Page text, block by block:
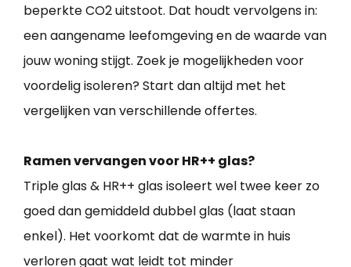
beperkte CO2 uitstoot. Dat houdt vervolgens in:
een aangename leefomgeving en de waarde van
jouw woning stijgt. Zoek je mogelijkheden voor
voordelig isoleren? Start dan altijd met het
vergelijken van verschillende offertes.
Ramen vervangen voor HR++ glas?
Triple glas & HR++ glas isoleert wel twee keer zo
goed dan gemiddeld dubbel glas (laat staan
enkel). Het voorkomt dat de warmte in huis
verloren gaat wat leidt tot minder